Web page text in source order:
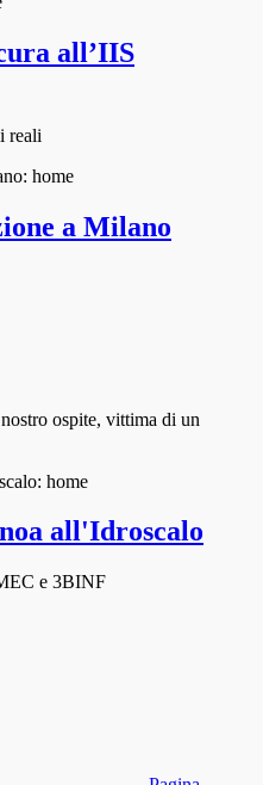
all’IIS
reali
a Milano
ospite, vittima di un
all'Idroscalo
e 3BINF